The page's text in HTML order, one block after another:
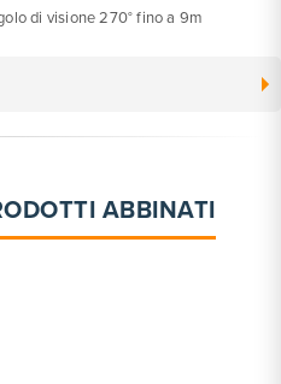
di visione 270° fino a 9m
ABBINATI